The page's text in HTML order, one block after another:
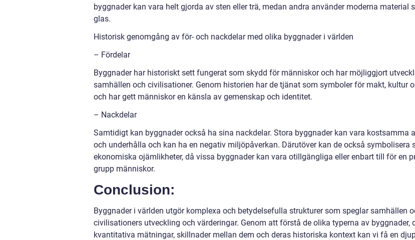
byggnader kan vara helt gjorda av sten eller trä, medan andra använder moderna material
glas.
Historisk genomgång av för- och nackdelar med olika byggnader i världen
– Fördelar
Byggnader har historiskt sett fungerat som skydd för människor och har möjliggjort
samhällen och civilisationer. Genom historien har de tjänat som symboler för makt, kultur
och har gett människor en känsla av gemenskap och identitet.
– Nackdelar
Samtidigt kan byggnader också ha sina nackdelar. Stora byggnader kan vara kostsamma
och underhålla och kan ha en negativ miljöpåverkan. Därutöver kan de också symbolisera
ekonomiska ojämlikheter, då vissa byggnader kan vara otillgängliga eller enbart till för en
grupp människor.
Conclusion:
Byggnader i världen utgör komplexa och betydelsefulla strukturer som speglar samhällen
civilisationers utveckling och värderingar. Genom att förstå de olika typerna av byggnader,
kvantitativa mätningar, skillnader mellan dem och deras historiska kontext kan vi få en